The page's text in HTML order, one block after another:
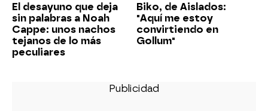
El desayuno que deja
sin palabras a Noah
Cappe: unos nachos
tejanos de lo más
peculiares
Biko, de Aislados:
"Aquí me estoy
convirtiendo en
Gollum"